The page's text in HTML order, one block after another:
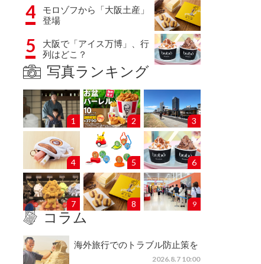
4
モロゾフから「大阪土産」
登場
5
大阪で「アイス万博」、行
列はどこ？
写真ランキング
1 2 3
4 5 6
7 8 9
コラム
海外旅行でのトラブル防止策を
2026.8.7 10:00